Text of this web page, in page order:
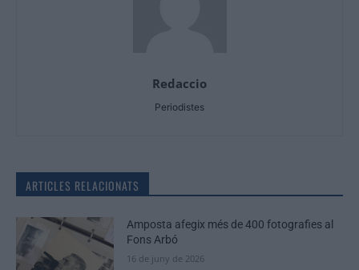
Redaccio
Periodistes
ARTICLES RELACIONATS
Amposta afegix més de 400 fotografies al
Fons Arbó
16 de juny de 2026